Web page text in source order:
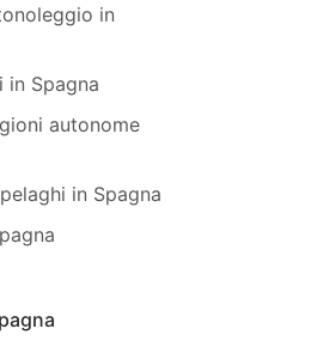
in
in Spagna
autonome
in Spagna